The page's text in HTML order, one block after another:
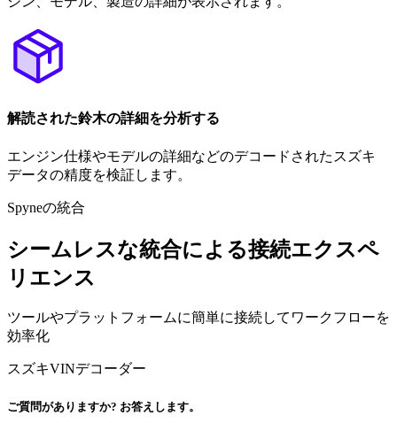
解読された鈴木の詳細を分析する
エンジン仕様やモデルの詳細などのデコードされたスズキ
データの精度を検証します。
Spyneの統合
シームレスな統合による接続エクスペ
リエンス
ツールやプラットフォームに簡単に接続してワークフローを
効率化
スズキVINデコーダー
ご質問がありますか? お答えします。